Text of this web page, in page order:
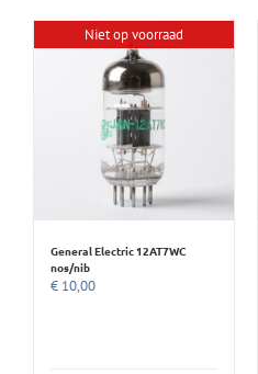
Niet op voorraad
General Electric 12AT7WC
nos/nib
€ 10,00